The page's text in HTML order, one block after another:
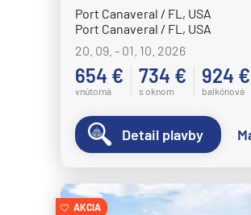
MSC Lirica
MSC Magnifica
MSC Meraviglia
MSC Musica
MSC Opera
MSC Orchestra
MSC Poesia
Port Canaveral / FL, USA
Port Canaveral / FL, USA
20. 09. - 01. 10. 2026
654 €
vnútorná
734 €
s oknom
924 €
balkónová
Detail plavby
AKCIA